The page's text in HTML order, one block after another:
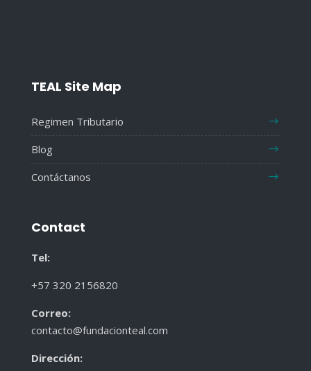
TEAL Site Map
Regimen Tributario
Blog
Contáctanos
Contact
Tel:
+57 320 2156820
Correo:
contacto@fundacionteal.com
Dirección: